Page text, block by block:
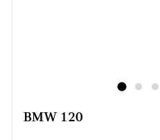
BMW 120